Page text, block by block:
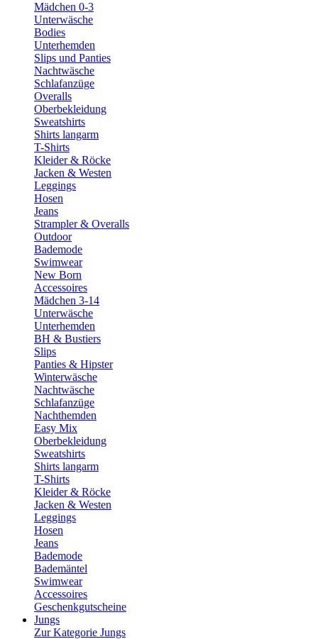
Mädchen 0-3
Unterwäsche
Bodies
Unterhemden
Slips und Panties
Nachtwäsche
Schlafanzüge
Overalls
Oberbekleidung
Sweatshirts
Shirts langarm
T-Shirts
Kleider & Röcke
Jacken & Westen
Leggings
Hosen
Jeans
Strampler & Overalls
Outdoor
Bademode
Swimwear
New Born
Accessoires
Mädchen 3-14
Unterwäsche
Unterhemden
BH & Bustiers
Slips
Panties & Hipster
Winterwäsche
Nachtwäsche
Schlafanzüge
Nachthemden
Easy Mix
Oberbekleidung
Sweatshirts
Shirts langarm
T-Shirts
Kleider & Röcke
Jacken & Westen
Leggings
Hosen
Jeans
Bademode
Bademäntel
Swimwear
Accessoires
Geschenkgutscheine
Jungs
Zur Kategorie Jungs